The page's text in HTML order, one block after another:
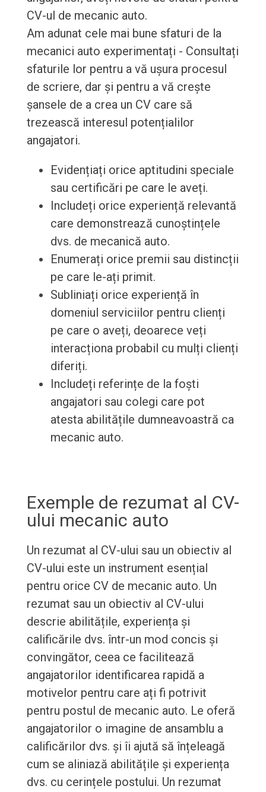
CV-ul de mecanic auto.
Am adunat cele mai bune sfaturi de la
mecanici auto experimentați - Consultați
sfaturile lor pentru a vă ușura procesul
de scriere, dar și pentru a vă crește
șansele de a crea un CV care să
trezească interesul potențialilor
angajatori.
Evidențiați orice aptitudini speciale
sau certificări pe care le aveți.
Includeți orice experiență relevantă
care demonstrează cunoștințele
dvs. de mecanică auto.
Enumerați orice premii sau distincții
pe care le-ați primit.
Subliniați orice experiență în
domeniul serviciilor pentru clienți
pe care o aveți, deoarece veți
interacționa probabil cu mulți clienți
diferiți.
Includeți referințe de la foști
angajatori sau colegi care pot
atesta abilitățile dumneavoastră ca
mecanic auto.
Exemple de rezumat al CV-
ului mecanic auto
Un rezumat al CV-ului sau un obiectiv al
CV-ului este un instrument esențial
pentru orice CV de mecanic auto. Un
rezumat sau un obiectiv al CV-ului
descrie abilitățile, experiența și
calificările dvs. într-un mod concis și
convingător, ceea ce facilitează
angajatorilor identificarea rapidă a
motivelor pentru care ați fi potrivit
pentru postul de mecanic auto. Le oferă
angajatorilor o imagine de ansamblu a
calificărilor dvs. și îi ajută să înțeleagă
cum se aliniază abilitățile și experiența
dvs. cu cerințele postului. Un rezumat